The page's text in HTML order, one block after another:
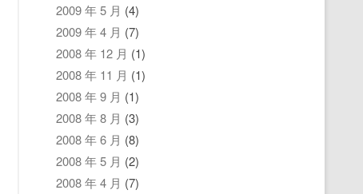
2009 年 5 月 (4)
2009 年 4 月 (7)
2008 年 12 月 (1)
2008 年 11 月 (1)
2008 年 9 月 (1)
2008 年 8 月 (3)
2008 年 6 月 (8)
2008 年 5 月 (2)
2008 年 4 月 (7)